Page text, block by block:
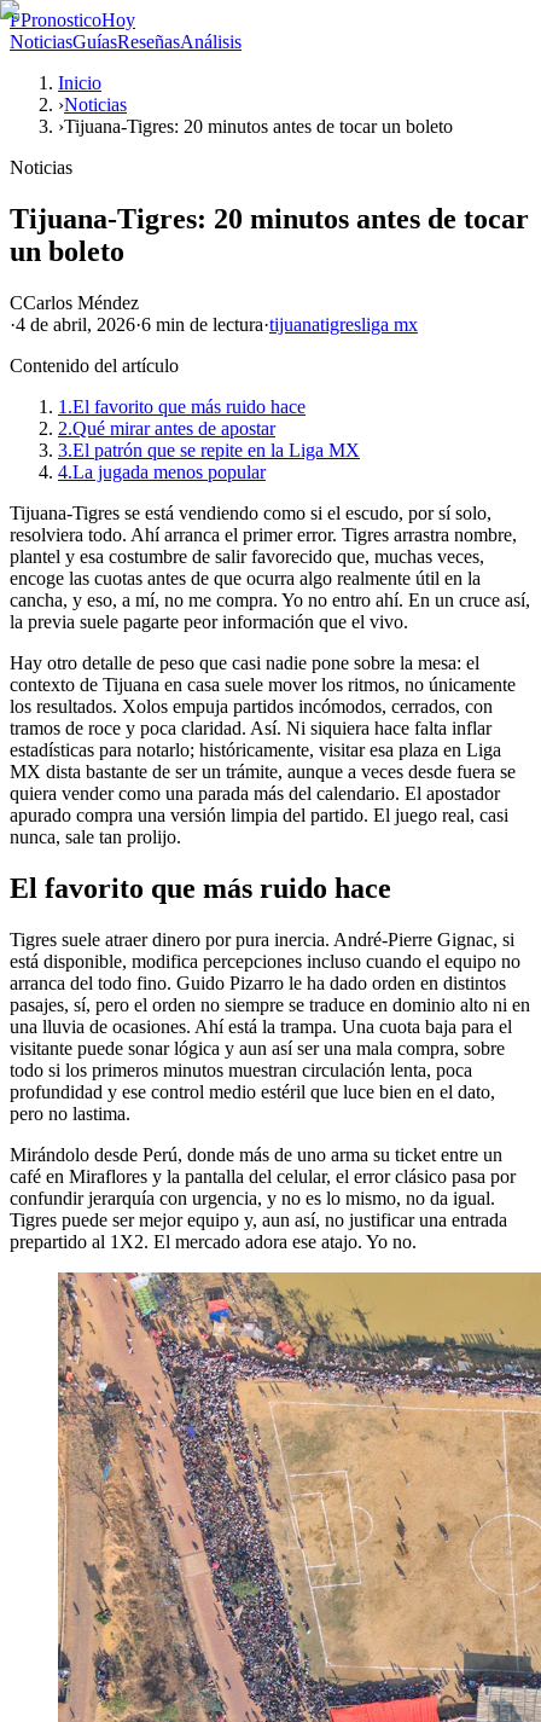
PPronosticoHoy
NoticiasGuíasReseñasAnálisis
Inicio
›Noticias
›Tijuana-Tigres: 20 minutos antes de tocar un boleto
Noticias
Tijuana-Tigres: 20 minutos antes de tocar
un boleto
CCarlos Méndez
·4 de abril, 2026·6 min de lectura·tijuanatigresliga mx
Contenido del artículo
1.El favorito que más ruido hace
2.Qué mirar antes de apostar
3.El patrón que se repite en la Liga MX
4.La jugada menos popular
Tijuana-Tigres se está vendiendo como si el escudo, por sí solo,
resolviera todo. Ahí arranca el primer error. Tigres arrastra nombre,
plantel y esa costumbre de salir favorecido que, muchas veces,
encoge las cuotas antes de que ocurra algo realmente útil en la
cancha, y eso, a mí, no me compra. Yo no entro ahí. En un cruce así,
la previa suele pagarte peor información que el vivo.
Hay otro detalle de peso que casi nadie pone sobre la mesa: el
contexto de Tijuana en casa suele mover los ritmos, no únicamente
los resultados. Xolos empuja partidos incómodos, cerrados, con
tramos de roce y poca claridad. Así. Ni siquiera hace falta inflar
estadísticas para notarlo; históricamente, visitar esa plaza en Liga
MX dista bastante de ser un trámite, aunque a veces desde fuera se
quiera vender como una parada más del calendario. El apostador
apurado compra una versión limpia del partido. El juego real, casi
nunca, sale tan prolijo.
El favorito que más ruido hace
Tigres suele atraer dinero por pura inercia. André-Pierre Gignac, si
está disponible, modifica percepciones incluso cuando el equipo no
arranca del todo fino. Guido Pizarro le ha dado orden en distintos
pasajes, sí, pero el orden no siempre se traduce en dominio alto ni en
una lluvia de ocasiones. Ahí está la trampa. Una cuota baja para el
visitante puede sonar lógica y aun así ser una mala compra, sobre
todo si los primeros minutos muestran circulación lenta, poca
profundidad y ese control medio estéril que luce bien en el dato,
pero no lastima.
Mirándolo desde Perú, donde más de uno arma su ticket entre un
café en Miraflores y la pantalla del celular, el error clásico pasa por
confundir jerarquía con urgencia, y no es lo mismo, no da igual.
Tigres puede ser mejor equipo y, aun así, no justificar una entrada
prepartido al 1X2. El mercado adora ese atajo. Yo no.